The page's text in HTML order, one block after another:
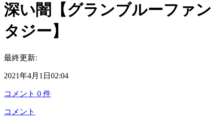
深い闇【グランブルーファン
タジー】
最終更新:
2021年4月1日02:04
コメント 0 件
コメント